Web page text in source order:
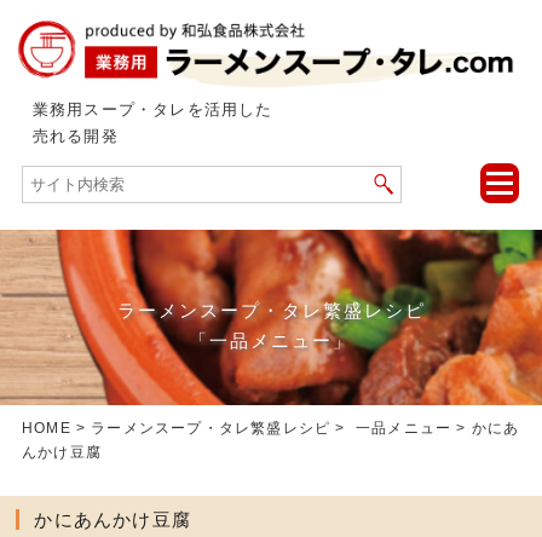
業務用スープ・タレを活用した
売れる開発
toggle
ラーメンスープ・タレ繁盛レシピ
「一品メニュー」
HOME > ラーメンスープ・タレ繁盛レシピ >一品メニュー > かにあ
んかけ豆腐
かにあんかけ豆腐